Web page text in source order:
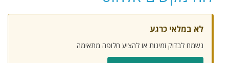
לא במלאי כרגע
נשמח לבדוק זמינות או להציע חלופה מתאימה